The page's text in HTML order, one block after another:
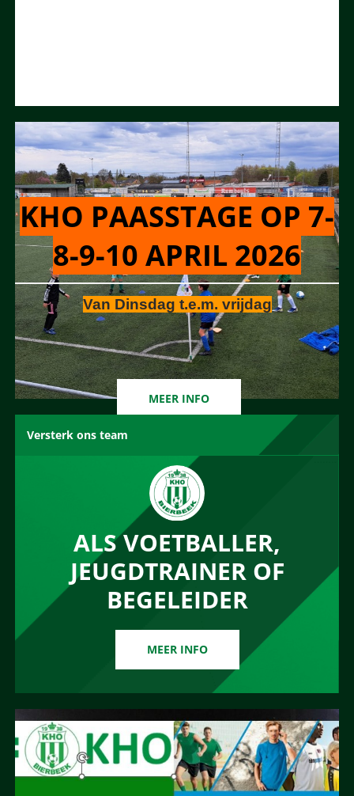
KHO PAASSTAGE OP 7-
8-9-10 APRIL 2026
Van Dinsdag t.e.m. vrijdag
MEER INFO
Versterk ons team
ALS VOETBALLER,
JEUGDTRAINER OF
BEGELEIDER
MEER INFO